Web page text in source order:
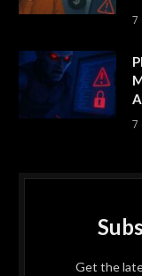
7
7
Get the